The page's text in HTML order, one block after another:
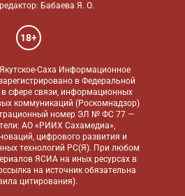
Бабаева Я. О.
18+
Саха Информационное
в Федеральной
в сфере связи, информационных
коммуникаций (Роскомнадзор)
номер ЭЛ № ФС 77 —
АО «РИИХ Сахамедиа»,
цифрового развития и
технологий РС(Я). При любом
ЯСИА на иных ресурсах в
на источник обязательна
цитирования).